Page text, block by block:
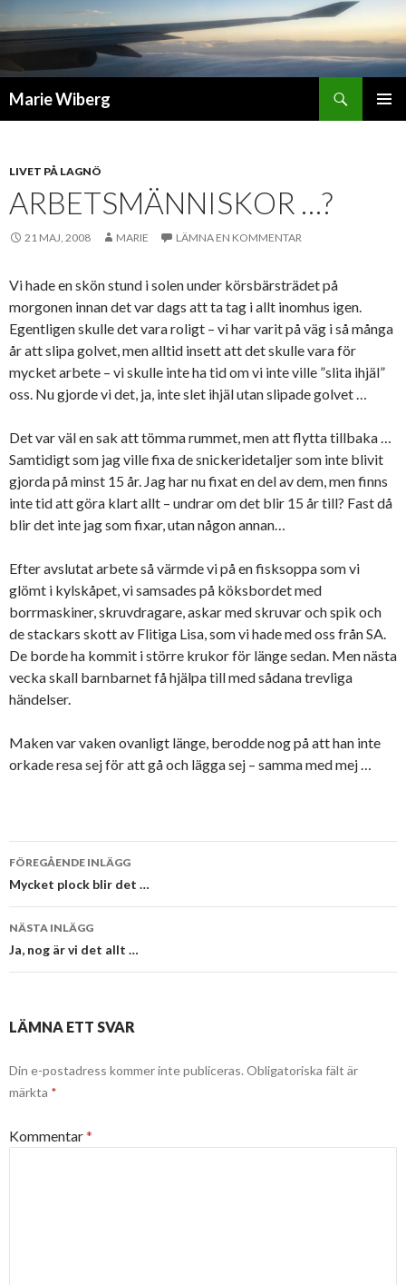
Marie Wiberg
LIVET PÅ LAGNÖ
ARBETSMÄNNISKOR …?
21 MAJ, 2008 MARIE LÄMNA EN KOMMENTAR
Vi hade en skön stund i solen under körsbärsträdet på
morgonen innan det var dags att ta tag i allt inomhus igen.
Egentligen skulle det vara roligt – vi har varit på väg i så många
år att slipa golvet, men alltid insett att det skulle vara för
mycket arbete – vi skulle inte ha tid om vi inte ville ”slita ihjäl”
oss. Nu gjorde vi det, ja, inte slet ihjäl utan slipade golvet …
Det var väl en sak att tömma rummet, men att flytta tillbaka …
Samtidigt som jag ville fixa de snickeridetaljer som inte blivit
gjorda på minst 15 år. Jag har nu fixat en del av dem, men finns
inte tid att göra klart allt – undrar om det blir 15 år till? Fast då
blir det inte jag som fixar, utan någon annan…
Efter avslutat arbete så värmde vi på en fisksoppa som vi
glömt i kylskåpet, vi samsades på köksbordet med
borrmaskiner, skruvdragare, askar med skruvar och spik och
de stackars skott av Flitiga Lisa, som vi hade med oss från SA.
De borde ha kommit i större krukor för länge sedan. Men nästa
vecka skall barnbarnet få hjälpa till med sådana trevliga
händelser.
Maken var vaken ovanligt länge, berodde nog på att han inte
orkade resa sej för att gå och lägga sej – samma med mej …
Inläggsnavigering
FÖREGÅENDE INLÄGG
Mycket plock blir det …
NÄSTA INLÄGG
Ja, nog är vi det allt …
LÄMNA ETT SVAR
Din e-postadress kommer inte publiceras. Obligatoriska fält är
märkta *
Kommentar*